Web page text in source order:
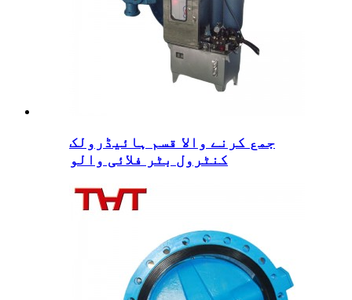
جمع کرنے والا قسم ہائیڈرولک
کنٹرول بٹر فلائی والو